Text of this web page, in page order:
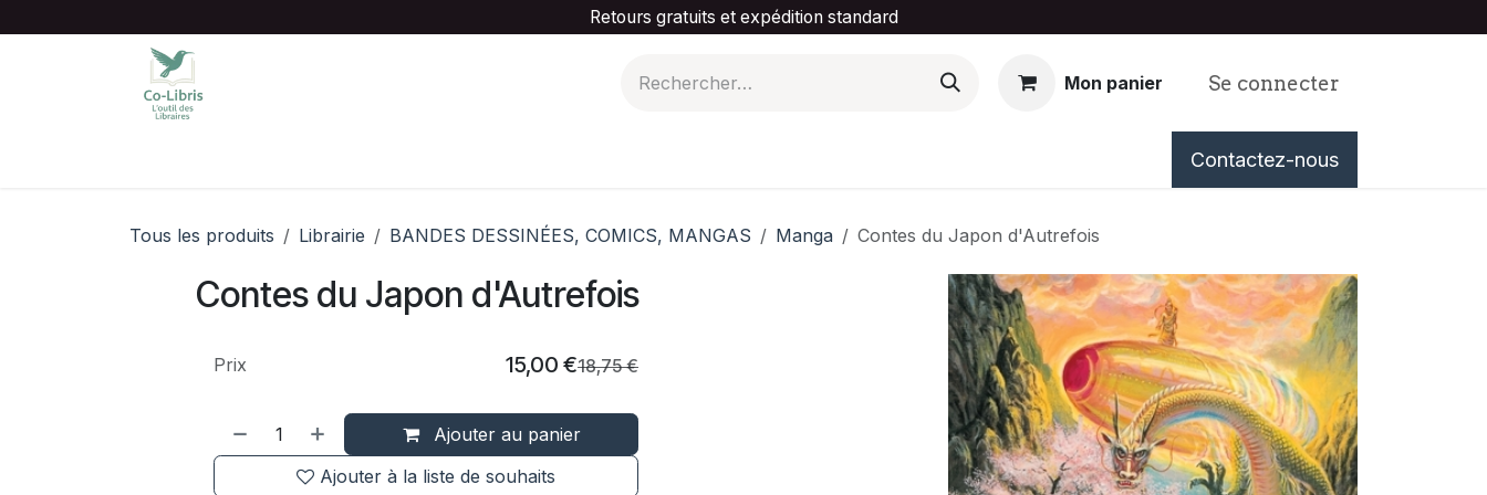
Retours gratuits et expédition standard
Mon panier Se connecter
Tableau de Bord
Contactez-nous
Tous les produits Librairie BANDES DESSINÉES, COMICS, MANGAS Manga Contes du Japon d'Autrefois
Contes du Japon d'Autrefois
Ajouter au panier
Ajouter à la liste de souhaits
Prix 15,00 €18,75€